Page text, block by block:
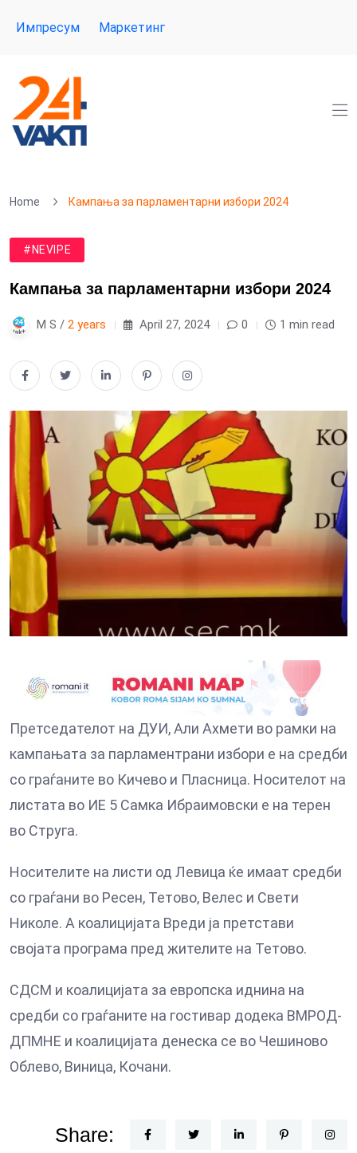
Импресум Маркетинг
Home Кампања за парламентарни избори 2024
#NEVIPE
Кампања за парламентарни избори 2024
M S / 2 years April 27, 2024 0 1 min read
Претседателот на ДУИ, Али Ахмети во рамки на
кампањата за парламентрани избори е на средби
со граѓаните во Кичево и Пласница. Носителот на
листата во ИЕ 5 Самка Ибраимовски е на терен
во Струга.
Носителите на листи од Левица ќе имаат средби
со граѓани во Ресен, Тетово, Велес и Свети
Николе. А коалицијата Вреди ја претстави
својата програма пред жителите на Тетово.
СДСМ и коалицијата за европска иднина на
средби со граѓаните на гостивар додека ВМРОД-
ДПМНЕ и коалицијата денеска се во Чешиново
Облево, Виница, Кочани.
Share: